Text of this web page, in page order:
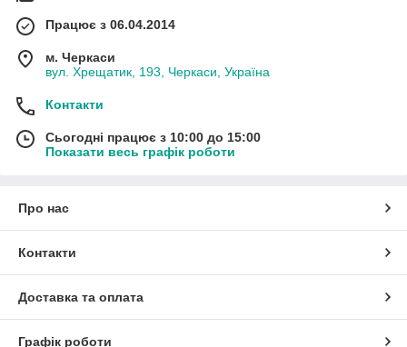
Працює з 06.04.2014
м. Черкаси
вул. Хрещатик, 193, Черкаси, Україна
Контакти
Сьогодні працює з 10:00 до 15:00
Показати весь графік роботи
Про нас
Контакти
Доставка та оплата
Графік роботи